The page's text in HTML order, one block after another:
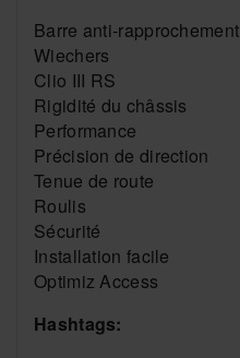
Barre anti-rapprochement
Wiechers
Clio III RS
Rigidité du châssis
Performance
Précision de direction
Tenue de route
Roulis
Sécurité
Installation facile
Optimiz Access
Hashtags: